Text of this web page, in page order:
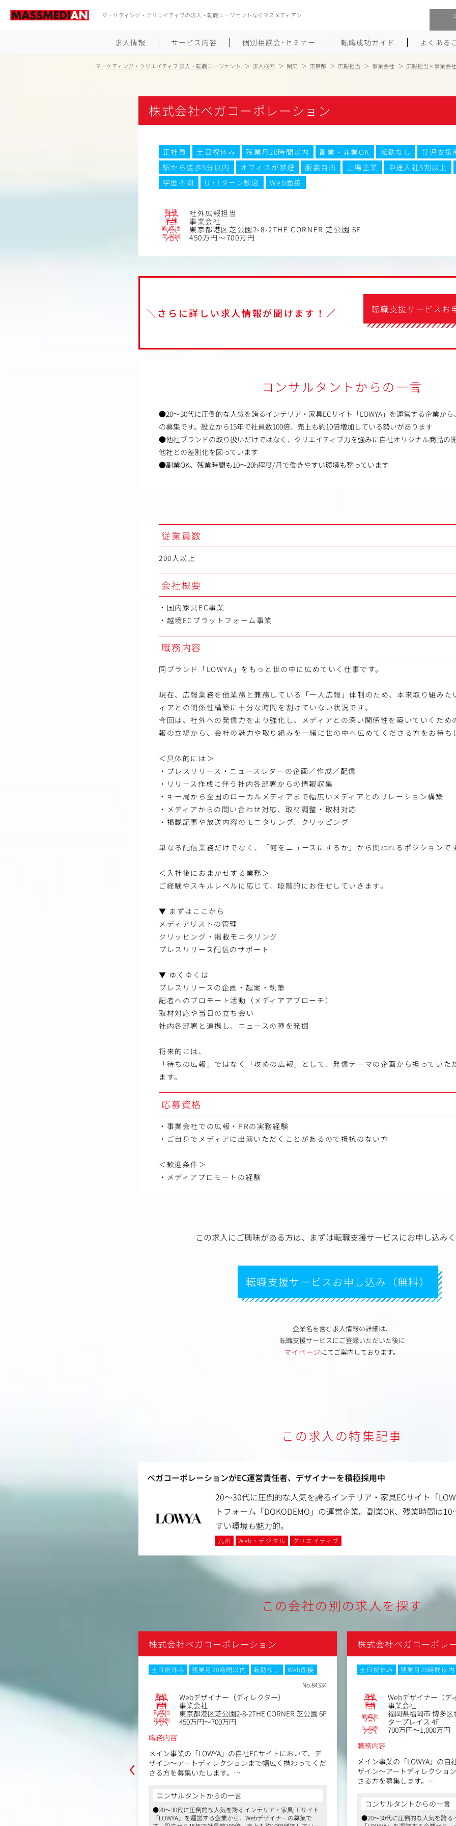
マーケティング・クリエイティブの求人・転職エージェントならマスメディアン
求人情報 サービス内容 個別相談会･セミナー 転職成功ガイド
転職活動を始めるにあたり
履歴書のつくり方
ポートフォリオのつくり方
面接対策
メーカー・事業会社への転職
しゅふクリ･ママクリ転職
よくある
マーケティング・クリエイティブ 求人・転職エージェント 求人検索 関東 東京都 広報担当 事業会社 広報担当×事業会社
株式会社ベガコーポレーション
正社員 土日祝休み 残業月20時間以内 副業・兼業OK 転勤なし
育児支援
駅から徒歩5分以内
オフィスが禁煙 服装自由 上場企業
中途入社5割以上
学歴不問
U・Iターン歓迎 Web面接
職種 社外広報担当
業種 事業会社
勤務地 東京都港区芝公園2-8-2THE CORNER 芝公園 6F
年収例 450万円～700万円
＼さらに詳しい求人情報が聞けます！／ 転職支援サービスお
コンサルタントからの一言
●20～30代に圧倒的な人気を誇るインテリア・家具ECサイト「LOWYA」を運営する企業か
の募集です。設立から15年で社員数100倍、売上も約10倍増加している勢いがあります
●他社ブランドの取り扱いだけではなく、クリエイティブ力を強みに自社オリジナル商品の
他社との差別化を図っています
●副業OK、残業時間も10～20h程度/月で働きやすい環境も整っています
従業員数
200人以上
会社概要
・国内家具EC事業
・越境ECプラットフォーム事業
職務内容
同ブランド「LOWYA」をもっと世の中に広めていく仕事です。
現在、広報業務を他業務と兼務している「一人広報」体制のため、本来取り組みた
ィアとの関係性構築に十分な時間を割けていない状況です。
今回は、社外への発信力をより強化し、メディアとの深い関係性を築いていくため
報の立場から、会社の魅力や取り組みを一緒に世の中へ広めてくださる方をお待ち
＜具体的には＞
・プレスリリース・ニュースレターの企画／作成／配信
・リリース作成に伴う社内各部署からの情報収集
・キー局から全国のローカルメディアまで幅広いメディアとのリレーション構築
・メディアからの問い合わせ対応、取材調整・取材対応
・掲載記事や放送内容のモニタリング、クリッピング
単なる配信業務だけでなく、「何をニュースにするか」から関われるポジションで
＜入社後におまかせする業務＞
ご経験やスキルレベルに応じて、段階的にお任せしていきます。
▼ まずはここから
メディアリストの管理
クリッピング・掲載モニタリング
プレスリリース配信のサポート
▼ ゆくゆくは
プレスリリースの企画・起案・執筆
記者へのプロモート活動（メディアアプローチ）
取材対応や当日の立ち会い
社内各部署と連携し、ニュースの種を発掘
将来的には、
「待ちの広報」ではなく「攻めの広報」として、発信テーマの企画から担っていた
ます。
応募資格
・事業会社での広報・PRの実務経験
・ご自身でメディアに出演いただくことがあるので抵抗のない方
＜歓迎条件＞
・メディアプロモートの経験
この求人にご興味がある方は、 まずは転職支援サービスにお申し込み
転職支援サービスお申し込み（無料）
企業名を含む求人情報の詳細は、
転職支援サービスにご登録いただいた後に
マイページにてご案内しております。
この求人の特集記事
ベガコーポレーションがEC運営責任者、デザイナーを積極採用中
20～30代に圧倒的な人気を誇るインテリア・家具ECサイト「
トフォーム「DOKODEMO」の運営企業。副業OK、残業時間は
すい環境も魅力的。
九州 Web・デジタル クリエイティブ
この会社の別の求人を探す
‹
市 博多区祇園町7-20博多祇園セン
株式会社ベガコーポレーション
土日祝休み 残業月20時間以内 転勤なし
Web面接
No.84334
職種 Webデザイナー（ディレクター）
業種 事業会社
勤務地 東京都港区芝公園2-8-2THE CORNER 芝公園 6F
年収例
450万円～700万円
職務内容
メイン事業の「LOWYA」の自社ECサイトにおいて、デ
ザイン～アートディレクションまで幅広く携わってくだ
さる方を募集いたします。
＜具体的には＞
・キャンペーンLP、タイアップLP制作
・コンテンツ作成
・サイトTOP制作
コンサルタントからの一言
●20～30代に圧倒的な人気を誇るインテリア・家具ECサイト
「LOWYA」を運営する企業から、Webデザイナーの募集で
株式会社ベガコーポレ
土日祝休み 残業月20時間以内
職種 Webデザイナー（デ
業種 事業会社
勤務地
福岡県福岡市 博多
タープレイス 4F
年収例
700万円～1,000万円
職務内容
メイン事業の「LOWYA」の自
ザイン～アートディレクショ
さる方を募集します。
＜具体的には＞
・キャンペーンLP、タイアッ
・コンテンツ作成
コンサルタントからの一言
●20～30代に圧倒的な人気を誇る